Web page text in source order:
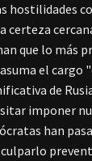
hostilidades
certeza
que lo más
el cargo
de
imponer
han
culparlo